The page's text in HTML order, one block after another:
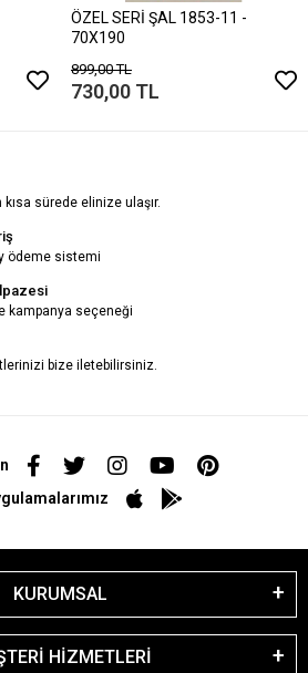
ÖZEL SERİ ŞAL 1853-11 -
70X190
899,00 TL
730,00 TL
sürede elinize ulaşır.
ödeme sistemi
kampanya seçeneği
bize iletebilirsiniz.
KURUMSAL
HİZMETLERİ